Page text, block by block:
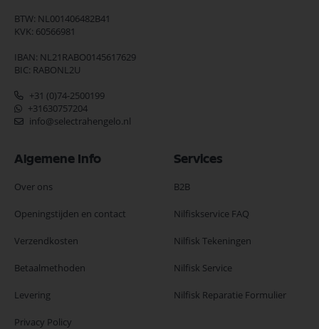
BTW: NL001406482B41
KVK: 60566981
IBAN: NL21RABO0145617629
BIC: RABONL2U
+31 (0)74-2500199
+31630757204
info@selectrahengelo.nl
Algemene Info
Over ons
Openingstijden en contact
Verzendkosten
Betaalmethoden
Levering
Privacy Policy
Services
B2B
Nilfiskservice FAQ
Nilfisk Tekeningen
Nilfisk Service
Nilfisk Reparatie Formulier